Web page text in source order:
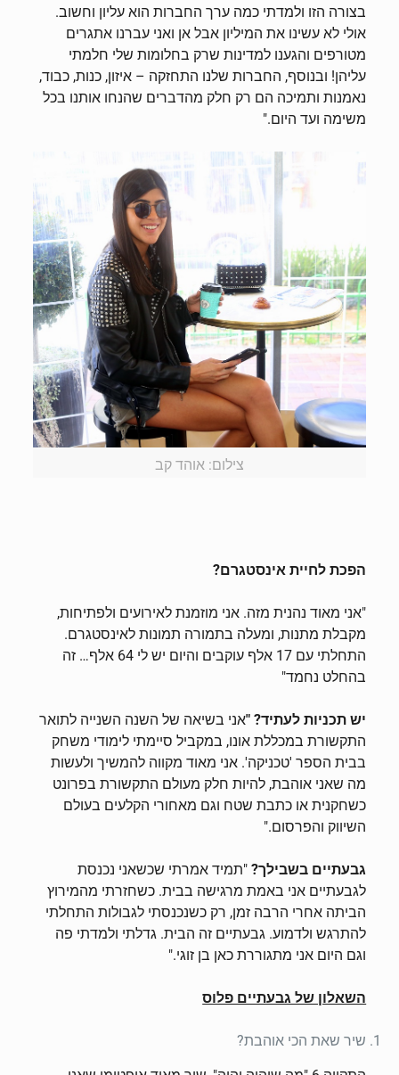
בצורה הזו ולמדתי כמה ערך החברות הוא עליון וחשוב.
אולי לא עשינו את המיליון אבל אן ואני עברנו אתגרים
מטורפים והגענו למדינות שרק בחלומות שלי חלמתי
עליהן! ובנוסף, החברות שלנו התחזקה – איזון, כנות, כבוד,
נאמנות ותמיכה הם רק חלק מהדברים שהנחו אותנו בכל
משימה ועד היום."
צילום: אוהד קב
הפכת לחיית אינסטגרם?
"אני מאוד נהנית מזה. אני מוזמנת לאירועים ולפתיחות,
מקבלת מתנות, ומעלה בתמורה תמונות לאינסטגרם.
התחלתי עם 17 אלף עוקבים והיום יש לי 64 אלף… זה
בהחלט נחמד"
יש תכניות לעתיד? "אני בשיאה של השנה השנייה לתואר
התקשורת במכללת אונו, במקביל סיימתי לימודי משחק
בבית הספר 'טכניקה'. אני מאוד מקווה להמשיך ולעשות
מה שאני אוהבת, להיות חלק מעולם התקשורת בפרונט
כשחקנית או כתבת שטח וגם מאחורי הקלעים בעולם
השיווק והפרסום."
גבעתיים בשבילך? "תמיד אמרתי שכשאני נכנסת
לגבעתיים אני באמת מרגישה בבית. כשחזרתי מהמירוץ
הביתה אחרי הרבה זמן, רק כשנכנסתי לגבולות התחלתי
להתרגש ולדמוע. גבעתיים זה הבית. גדלתי ולמדתי פה
וגם היום אני מתגוררת כאן בן זוגי."
השאלון של גבעתיים פלוס
שיר שאת הכי אוהבת?